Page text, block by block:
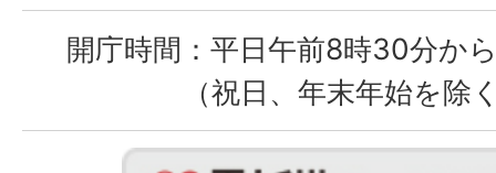
開庁時間： 平日午前8時30分か
（祝日、年末年始を除